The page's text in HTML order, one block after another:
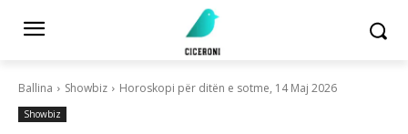
Ballina Showbiz Horoskopi për ditën e sotme, 14 Maj 2026
Showbiz